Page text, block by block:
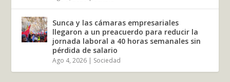
Sunca y las cámaras empresariales
llegaron a un preacuerdo para reducir la
jornada laboral a 40 horas semanales sin
pérdida de salario
Ago 4, 2026 | Sociedad